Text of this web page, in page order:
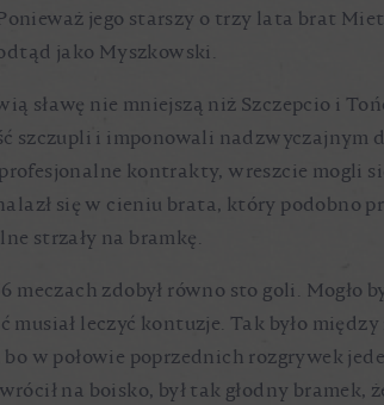
jego starszy o trzy lata brat
jako Myszkowski.
sławę nie mniejszą niż Szczepcio i
szczupli i imponowali nadzwyczajnym
kontrakty, wreszcie mogli
się w cieniu brata, który podobno
strzały na bramkę.
zdobył równo sto goli. Mogło
leczyć kontuzje. Tak było
w połowie poprzednich rozgrywek
na boisko, był tak głodny bramek,